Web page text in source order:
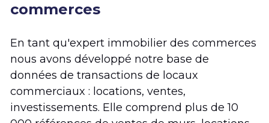
commerces
En tant qu'expert immobilier des commerces
nous avons développé notre base de
données de transactions de locaux
commerciaux : locations, ventes,
investissements. Elle comprend plus de 10